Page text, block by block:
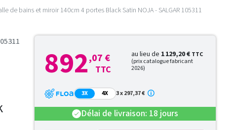
de bains et miroir 140cm 4 portes Black Satin NOJA - SALGAR 105311
892,07 €
TTC
au lieu de 1 129,20 € TTC
(prix catalogue fabricant
2026)
3X 4X 3 x 297,37 €
check Délai de livraison: 18 jours